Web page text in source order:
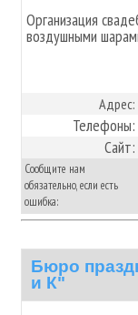
Организация
воздушными
Адрес:
Телефоны:
Сайт:
Сообщите нам
обязательно, если есть
ошибка:
Бюро
и К"